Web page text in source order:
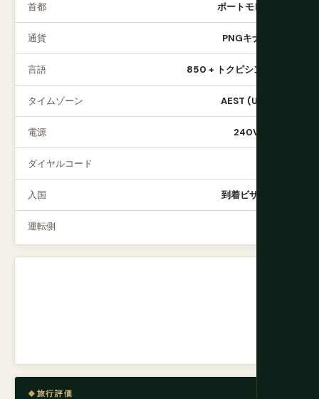
首都 ポートモレスビー
通貨 PNGキナ (PGK)
言語 850 + トクピシン + 英語
タイムゾーン AEST (UTC+10)
電源 240V, Type I
ダイヤルコード
入国 到着ビザ (60日)
運転側
旅行評価